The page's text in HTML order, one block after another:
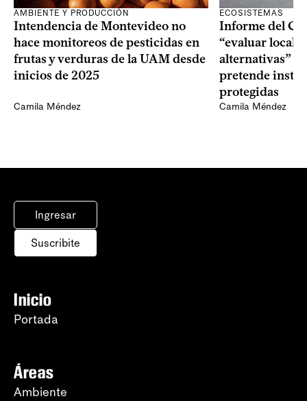
AMBIENTE Y PRODUCCIÓN
Intendencia de Montevideo no
hace monitoreos de pesticidas en
frutas y verduras de la UAM desde
inicios de 2025
Camila Méndez
ECOSISTEMAS
Informe del
“evaluar
alternativas”
pretende
protegidas
Camila Méndez
Ingresar
Suscribite
Inicio
Portada
Áreas
Ambiente